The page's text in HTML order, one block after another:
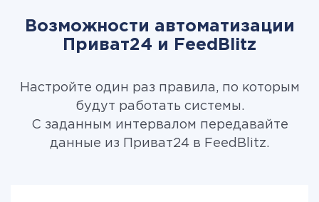
Возможности автоматизации
Приват24 и FeedBlitz
Настройте один раз правила, по которым
будут работать системы.
С заданным интервалом передавайте
данные из Приват24 в FeedBlitz.